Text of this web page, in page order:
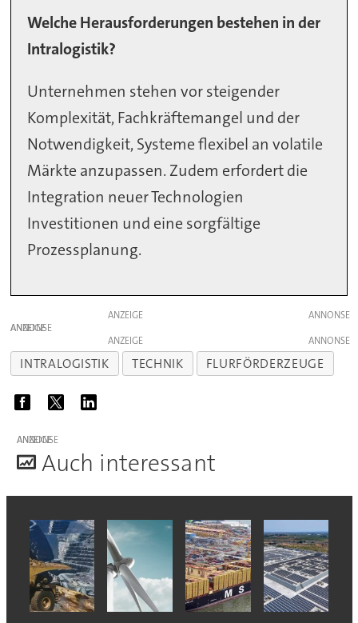
Welche Herausforderungen bestehen in der
Intralogistik?
Unternehmen stehen vor steigender
Komplexität, Fachkräftemangel und der
Notwendigkeit, Systeme flexibel an volatile
Märkte anzupassen. Zudem erfordert die
Integration neuer Technologien
Investitionen und eine sorgfältige
Prozessplanung.
ANZEIGE
ANZEIGE
ANZEIGE
INTRALOGISTIK TECHNIK FLURFÖRDERZEUGE
ANZEIGE
Auch interessant